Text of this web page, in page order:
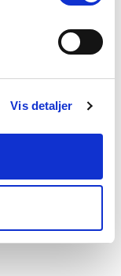
Vis detaljer